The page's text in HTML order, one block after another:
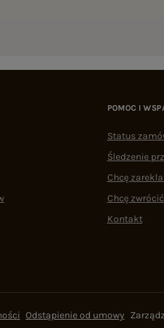
POMOC I
Status
Śledzenie
Chcę
Chcę
Kontakt
Odstąpienie od umowy